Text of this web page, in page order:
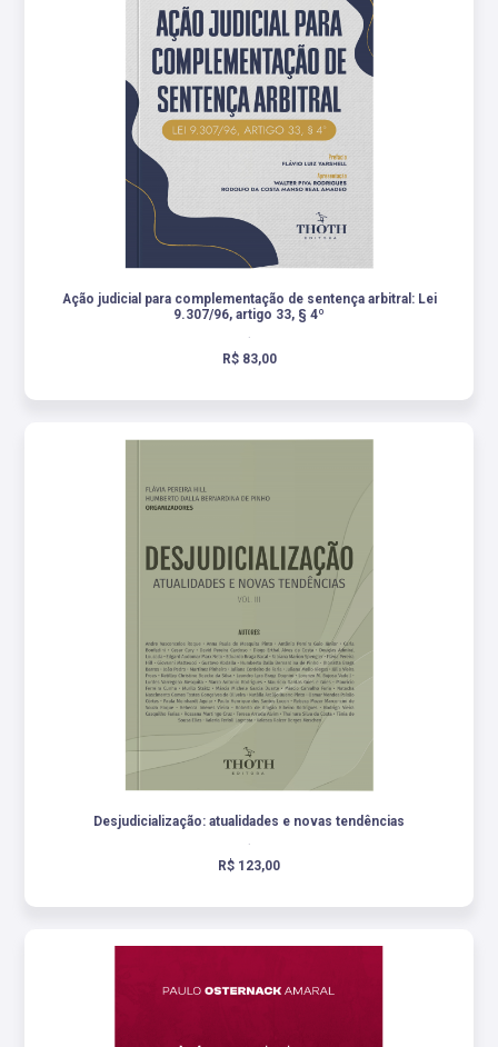
Ação judicial para complementação de sentença arbitral: Lei
9.307/96, artigo 33, § 4º
R$ 83,00
Desjudicialização: atualidades e novas tendências
R$ 123,00